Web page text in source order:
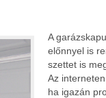
A
előnnyel is
szettet is
Az
ha igazán